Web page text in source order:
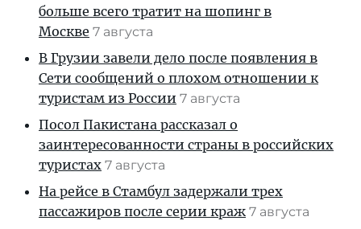
больше всего тратит на шопинг в
Москве 7 августа
В Грузии завели дело после появления в
Сети сообщений о плохом отношении к
туристам из России 7 августа
Посол Пакистана рассказал о
заинтересованности страны в российских
туристах 7 августа
На рейсе в Стамбул задержали трех
пассажиров после серии краж 7 августа